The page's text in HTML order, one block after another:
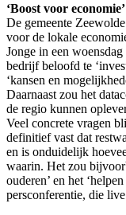
‘Boost voor economie’
De gemeente
voor de lokale
Jonge in een
bedrijf beloofd te
‘kansen en
Daarnaast zou het
de regio kunnen
Veel concrete vragen
definitief vast dat
en is onduidelijk
waarin. Het zou
ouderen’ en het
persconferentie, die